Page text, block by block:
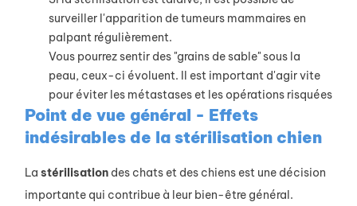
surveiller l'apparition de tumeurs mammaires en
palpant régulièrement.
Vous pourrez sentir des "grains de sable" sous la
peau, ceux-ci évoluent. Il est important d'agir vite
pour éviter les métastases et les opérations risquées
Point de vue général - Effets
indésirables de la stérilisation chien
La stérilisation des chats et des chiens est une décision
importante qui contribue à leur bien-être général.